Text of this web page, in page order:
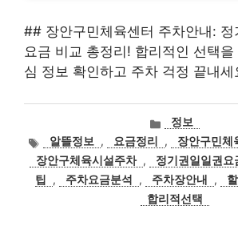
## 장안구민체육센터 주차안내: 정
요금 비교 총정리! 합리적인 선택
심 정보 확인하고 주차 걱정 끝내세
카
고
리
정보
태
그
알뜰정보 , 요금정리 , 장안구민체
장안구체육시설주차 , 정기권일일권요
팁
, 주차요금분석 , 주차장안내 ,
합리적선택